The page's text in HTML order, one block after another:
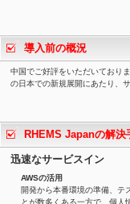
導入前の概況
中国でご好評をいただいており
の日本での新規展開にあたり、
RHEMS Japanの解決
迅速なサービスイン
AWSの活用
開発から本番環境の準備、テ
とが数多くある一方で、個人